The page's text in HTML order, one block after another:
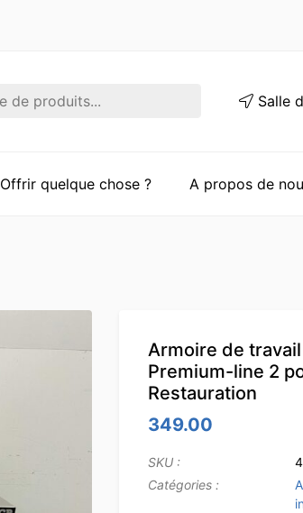
Salle
Offrir quelque chose ? A propos de
Armoire de
Premium-line 2
Restauration
349.00
SKU :
Catégories :